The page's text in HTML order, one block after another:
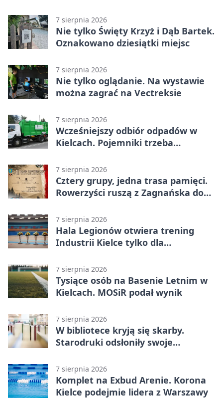
7 sierpnia 2026
Nie tylko Święty Krzyż i Dąb Bartek.
Oznakowano dziesiątki miejsc
7 sierpnia 2026
Nie tylko oglądanie. Na wystawie
można zagrać na Vectreksie
7 sierpnia 2026
Wcześniejszy odbiór odpadów w
Kielcach. Pojemniki trzeba
7 sierpnia 2026
Cztery grupy, jedna trasa pamięci.
Rowerzyści ruszą z Zagnańska do
7 sierpnia 2026
Hala Legionów otwiera trening
Industrii Kielce tylko dla
7 sierpnia 2026
Tysiące osób na Basenie Letnim w
Kielcach. MOSiR podał wynik
7 sierpnia 2026
W bibliotece kryją się skarby.
Starodruki odsłoniły swoje
7 sierpnia 2026
Komplet na Exbud Arenie. Korona
Kielce podejmie lidera z Warszawy